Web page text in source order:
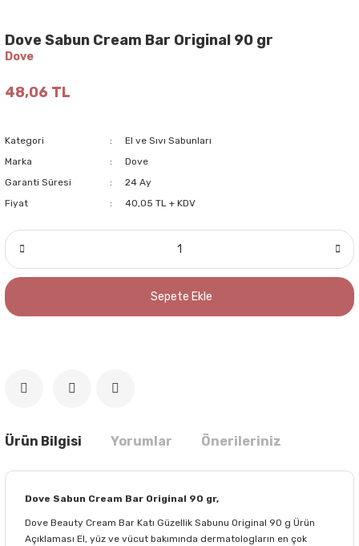
Dove Sabun Cream Bar Original 90 gr
Dove
48,06 TL
Kategori
El ve Sıvı Sabunları
Marka
Dove
Garanti Süresi
24 Ay
Fiyat
40,05 TL + KDV
Sepete Ekle
Ürün Bilgisi Yorumlar Önerileriniz
Dove Sabun Cream Bar Original 90 gr,
Dove Beauty Cream Bar Katı Güzellik Sabunu Original 90 g Ürün
Açıklaması El, yüz ve vücut bakımında dermatologların en çok